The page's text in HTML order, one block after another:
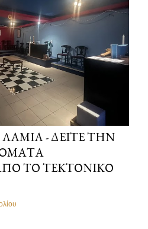
- ΔΕΊΤΕ ΤΗΝ
ΤΟ ΤΕΚΤΟΝΙΚΌ